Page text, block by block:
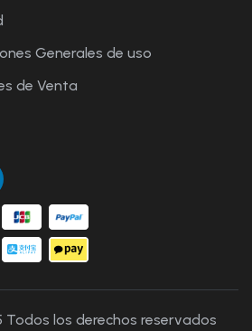
Generales de uso
de Venta
los derechos reservados